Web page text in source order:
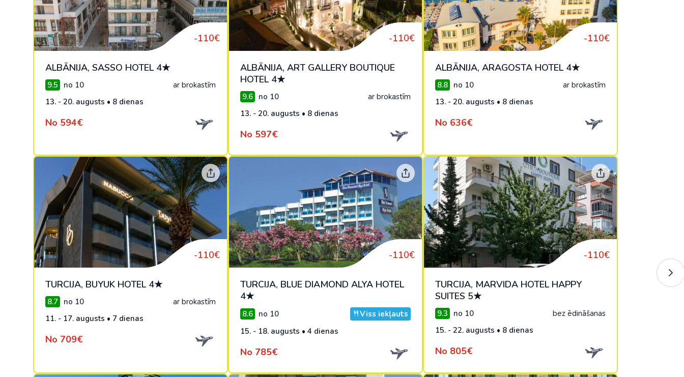
Malaizija
Nepāla
Omāna
Saūda Arābija
Singapūra
Tadžikistāna
Uzbekistāna
Vjetnama
-110€
ALBĀNIJA, SASSO HOTEL 4★
9.5 no 10
ar brokastīm
13. - 20. augusts • 8 dienas
No 594€
-110€
ALBĀNIJA, ART GALLERY BOUTIQUE
HOTEL 4★
9.6 no 10
ar brokastīm
13. - 20. augusts • 8 dienas
No 597€
-110€
ALBĀNIJA, ARAGOSTA HOTEL 4★
8.8 no 10
ar brokastīm
13. - 20. augusts • 8 dienas
No 636€
-110€
TURCIJA, BUYUK HOTEL 4★
8.7 no 10
ar brokastīm
11. - 17. augusts • 7 dienas
No 709€
-110€
TURCIJA, BLUE DIAMOND ALYA HOTEL
4★
8.6 no 10
Viss iekļauts
15. - 18. augusts • 4 dienas
No 785€
-110€
TURCIJA, MARVIDA HOTEL HAPPY
SUITES 5★
9.3 no 10
bez ēdināšanas
15. - 22. augusts • 8 dienas
No 805€